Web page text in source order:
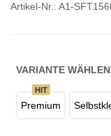
Artikel-Nr.: A1-
VARIANTE
Premium
HIT